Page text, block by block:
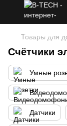
Товары для
Счётчики
Умные
Датчики